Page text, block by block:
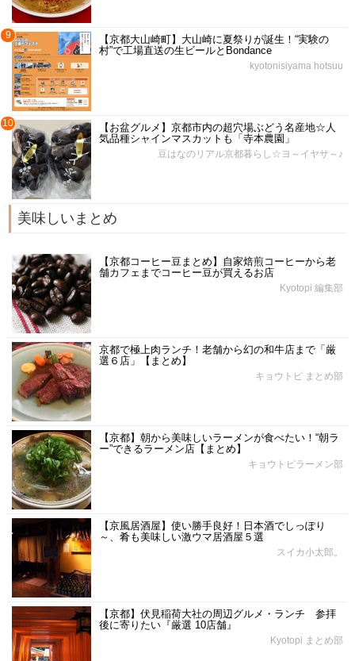
9
【京都大山崎町】大山崎に夏祭りが誕生！“実験の
村”で工場直送の生ビールとBondance
kyotonisiyama hotsuu
10
【お盆グルメ】京都市内の超穴場ぶどう名産地☆人
気品種シャインマスカットも「寺本農園」
豆はなのリアル京都暮らし☆ヨ～イヤサ～♪
美味しいまとめ
【京都コーヒー豆まとめ】自家焙煎コーヒーから老
舗カフェまでコーヒー豆が買えるお店
Kyotopi 編集部
京都で極上肉ランチ！老舗から幻の和牛店まで「厳
選６店」【まとめ】
キョウトピ まとめ部
【京都】朝から美味しいラーメンが食べたい！“朝ラ
ー”できるラーメン店【まとめ】
キョウトピラーメン部
【京風居酒屋】使い勝手良好！日本酒でしっぽり
～、肴も美味しい激ウマ居酒屋５選
スイカ小太郎。
【京都】伏見稲荷大社の周辺グルメ・ランチ 参拝
後に寄りたい『厳選 10店舗』
Kyotopi まとめ部